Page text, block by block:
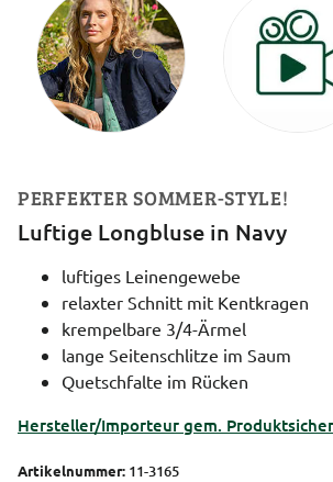
PERFEKTER SOMMER-STYLE!
Luftige Longbluse in Navy
luftiges Leinengewebe
relaxter Schnitt mit Kentkragen
krempelbare 3/4-Ärmel
lange Seitenschlitze im Saum
Quetschfalte im Rücken
Hersteller/Importeur gem.
Artikelnummer: 11-3165